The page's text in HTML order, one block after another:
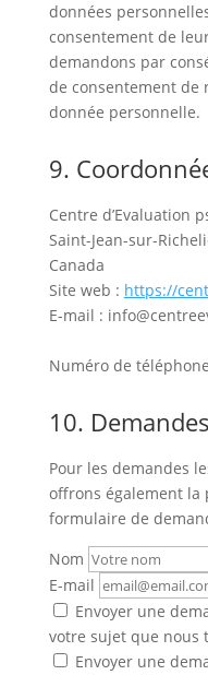
données
consentement de
demandons par
de consentement de
donnée personnelle.
9.
Centre d’Evaluation
Saint-Jean-sur-
Canada
Site web : https://
E-mail : info@
Numéro de
10.
Pour les demandes
offrons également la
formulaire de
Nom
E-mail
Envoyer une
votre sujet que nous
Envoyer une